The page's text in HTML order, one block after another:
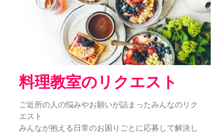
料理教室のリクエスト
ご近所の人の悩みやお願いが詰まったみんなのリク
エスト
みんなが抱える日常のお困りごとに応募して解決し